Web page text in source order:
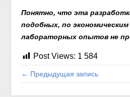
Понятно, что эта
подобных, по
лабораторных опытов не
Post Views: 1 584
← Предыдущая запись